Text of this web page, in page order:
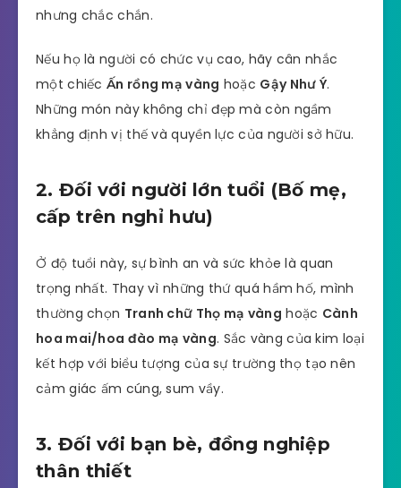
nhưng chắc chắn.
Nếu họ là người có chức vụ cao, hãy cân nhắc
một chiếc Ấn rồng mạ vàng hoặc Gậy Như Ý.
Những món này không chỉ đẹp mà còn ngầm
khẳng định vị thế và quyền lực của người sở hữu.
2. Đối với người lớn tuổi (Bố mẹ,
cấp trên nghỉ hưu)
Ở độ tuổi này, sự bình an và sức khỏe là quan
trọng nhất. Thay vì những thứ quá hầm hố, mình
thường chọn Tranh chữ Thọ mạ vàng hoặc Cành
hoa mai/hoa đào mạ vàng. Sắc vàng của kim loại
kết hợp với biểu tượng của sự trường thọ tạo nên
cảm giác ấm cúng, sum vầy.
3. Đối với bạn bè, đồng nghiệp
thân thiết